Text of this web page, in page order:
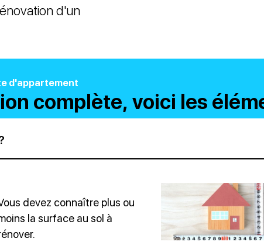
d'un
d'appartement
complète, voici les
devez connaître plus ou
la surface au sol à